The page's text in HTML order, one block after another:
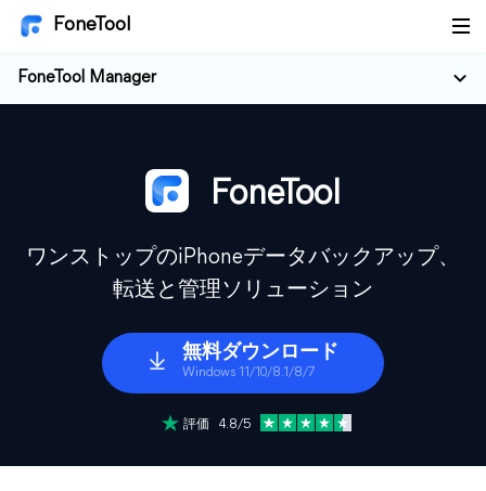
FoneTool
FoneTool Manager
FoneTool
ワンストップのiPhoneデータバックアップ、
転送と管理ソリューション
無料ダウンロード
Windows 11/10/8.1/8/7
評価 4.8/5